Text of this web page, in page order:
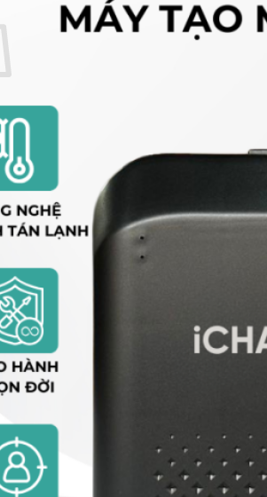
cửa hàng
có sản phẩm trong giỏ hàng.
hàng